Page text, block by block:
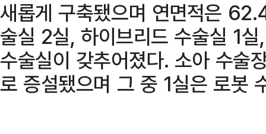
새롭게 구축됐으며 연면적은
술실 2실, 하이브리드 수술실 1
수술실이 갖추어졌다. 소아 수술
로 증설됐으며 그 중 1실은 로봇